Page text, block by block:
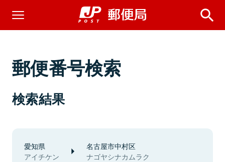
郵便番号検索
検索結果
愛知県
アイチケン
名古屋市中村区
ナゴヤシナカムラク